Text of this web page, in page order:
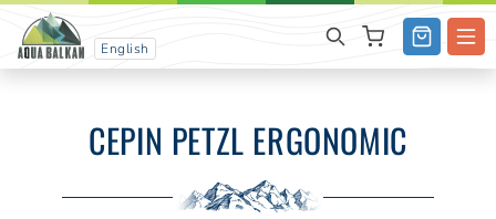
English
CEPIN PETZL ERGONOMIC